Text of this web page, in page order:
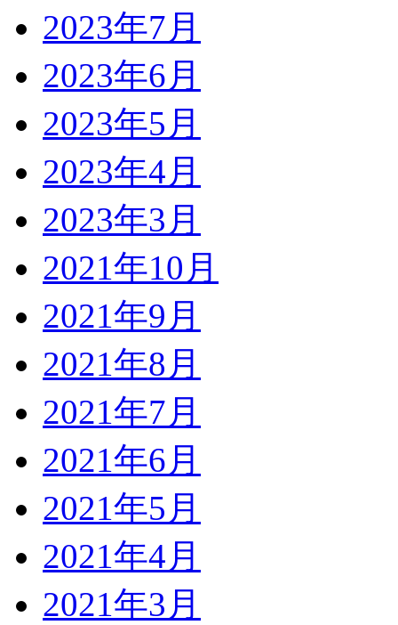
2023年7月
2023年6月
2023年5月
2023年4月
2023年3月
2021年10月
2021年9月
2021年8月
2021年7月
2021年6月
2021年5月
2021年4月
2021年3月